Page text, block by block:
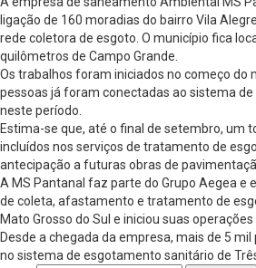
ligação de 160 moradias do bairro Vila
rede coletora de esgoto. O município fica
quilômetros de Campo Grande.
Os trabalhos foram iniciados no começo do
pessoas já foram conectadas ao sistema
neste período.
Estima-se que, até o final de setembro, um
incluídos nos serviços de tratamento de
antecipação a futuras obras de
A MS Pantanal faz parte do Grupo Aegea e
de coleta, afastamento e tratamento de
Mato Grosso do Sul e iniciou suas
Desde a chegada da empresa, mais de 5
no sistema de esgotamento sanitário de